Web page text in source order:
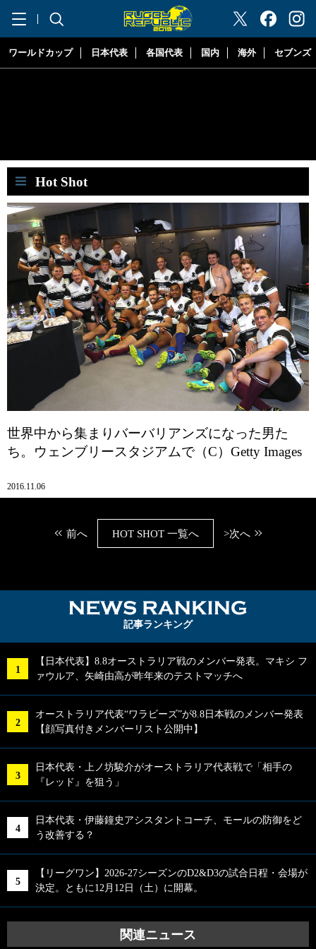
"ラグビーリパブリック"
ワールドカップ 日本代表 各国代表 国内 海外 セブンズ
Hot Shot
世界中から集まりバーバリアンズになった男た
ち。ウェンブリースタジアムで（C）Getty Images
2016.11.06
前へ HOT SHOT 一覧へ >次へ
記事ランキング
【日本代表】8.8オーストラリア戦のメンバー発表。マキシ フ
ァウルア、矢崎由高が昨年来のテストマッチへ
オーストラリア代表“ワラビーズ”が8.8日本戦のメンバー発表
【顔写真付きメンバーリスト公開中】
日本代表・上ノ坊駿介がオーストラリア代表戦で「相手の
『レッド』を狙う」
日本代表・伊藤鐘史アシスタントコーチ、モールの防御をど
う改善する？
【リーグワン】2026-27シーズンのD2&D3の試合日程・会場が
決定。ともに12月12日（土）に開幕。
関連ニュース